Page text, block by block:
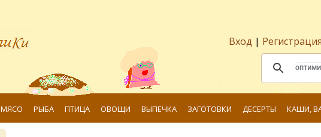
Вход | Регистрация
МЯСО РЫБА ПТИЦА ОВОЩИ ВЫПЕЧКА ЗАГОТОВКИ ДЕСЕРТЫ КАШИ,